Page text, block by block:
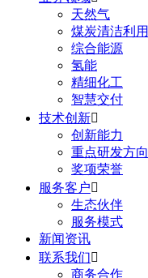
天然气
煤炭清洁利用
综合能源
氢能
精细化工
智慧交付
技术创新
创新能力
重点研发方向
奖项荣誉
服务客户
生态伙伴
服务模式
新闻资讯
联系我们
商务合作